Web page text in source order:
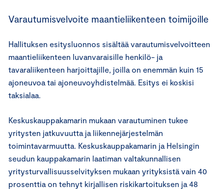
Varautumisvelvoite maantieliikenteen toimijoille
Hallituksen esitysluonnos sisältää varautumisvelvoitteen
maantieliikenteen luvanvaraisille henkilö- ja
tavaraliikenteen harjoittajille, joilla on enemmän kuin 15
ajoneuvoa tai ajoneuvoyhdistelmää. Esitys ei koskisi
taksialaa.
Keskuskauppakamarin mukaan varautuminen tukee
yritysten jatkuvuutta ja liikennejärjestelmän
toimintavarmuutta. Keskuskauppakamarin ja Helsingin
seudun kauppakamarin laatiman valtakunnallisen
yritysturvallisuusselvityksen mukaan yrityksistä vain 40
prosenttia on tehnyt kirjallisen riskikartoituksen ja 48